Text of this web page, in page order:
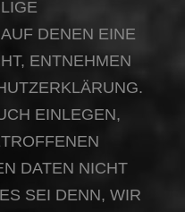
DENEN EINE
ENTNEHMEN
EINLEGEN,
DATEN NICHT
SEI DENN, WIR